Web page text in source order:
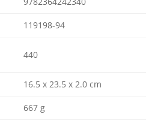
119198-94
440
16.5 x 23.5 x 2.0 cm
667 g